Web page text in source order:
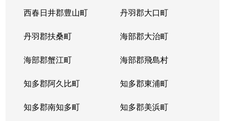
西春日井郡豊山町 丹羽郡大口町
丹羽郡扶桑町 海部郡大治町
海部郡蟹江町 海部郡飛島村
知多郡阿久比町 知多郡東浦町
知多郡南知多町 知多郡美浜町